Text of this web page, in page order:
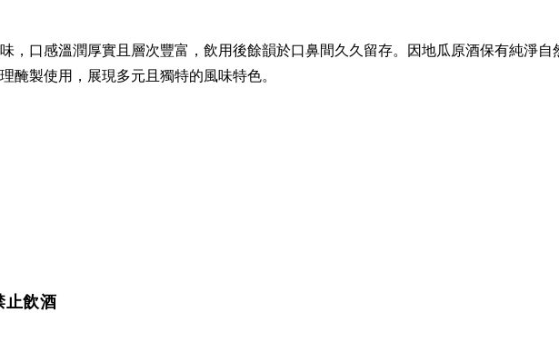
，口感溫潤厚實且層次豐富，飲用後餘韻於口鼻間久久留存。因地瓜原酒保有純淨
製使用，展現多元且獨特的風味特色。
止飲酒